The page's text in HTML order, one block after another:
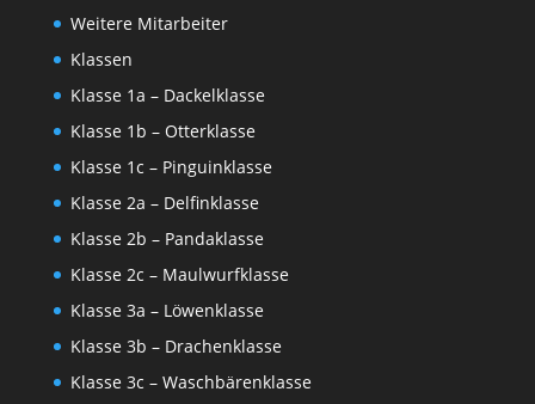
Weitere Mitarbeiter
Klassen
Klasse 1a – Dackelklasse
Klasse 1b – Otterklasse
Klasse 1c – Pinguinklasse
Klasse 2a – Delfinklasse
Klasse 2b – Pandaklasse
Klasse 2c – Maulwurfklasse
Klasse 3a – Löwenklasse
Klasse 3b – Drachenklasse
Klasse 3c – Waschbärenklasse